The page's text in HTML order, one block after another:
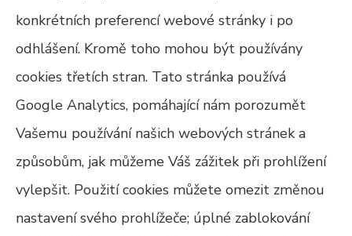
konkrétních preferencí webové stránky i po
odhlášení. Kromě toho mohou být používány
cookies třetích stran. Tato stránka používá
Google Analytics, pomáhající nám porozumět
Vašemu používání našich webových stránek a
způsobům, jak můžeme Váš zážitek při prohlížení
vylepšit. Použití cookies můžete omezit změnou
nastavení svého prohlížeče; úplné zablokování